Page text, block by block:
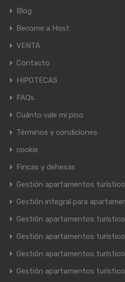
Blog
Become a Host
VENTA
Contacto
HIPOTECAS
FAQs
Cuánto vale mi piso
Términos y condiciones
cookie
Fincas y dehesas
Gestión apartamentos
Gestión integral para
Gestión apartamentos
Gestión apartamentos
Gestión apartamentos
Gestión apartamentos